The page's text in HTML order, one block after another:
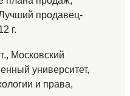
продавец-
г.
Московский
университет,
и права,